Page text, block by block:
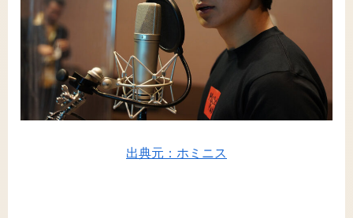
出典元：ホミニス